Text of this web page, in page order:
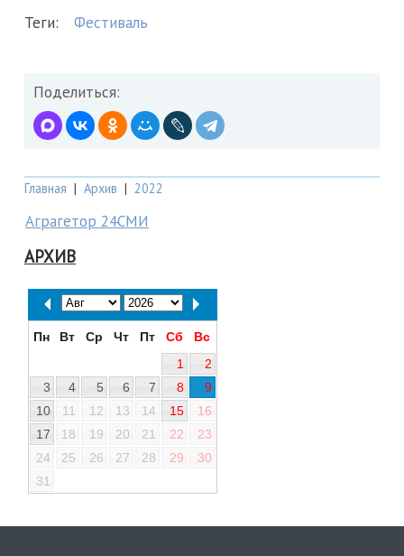
Теги: Фестиваль
Поделиться:
Главная | Архив | 2022
Аграгетор 24СМИ
АРХИВ
Пн Вт Ср Чт Пт Сб
Вс
1
2
3
4 5 6 7 8
9
10
11 12 13 14 15
16
17
18 19 20 21 22
23
24
25 26 27 28 29
30
31